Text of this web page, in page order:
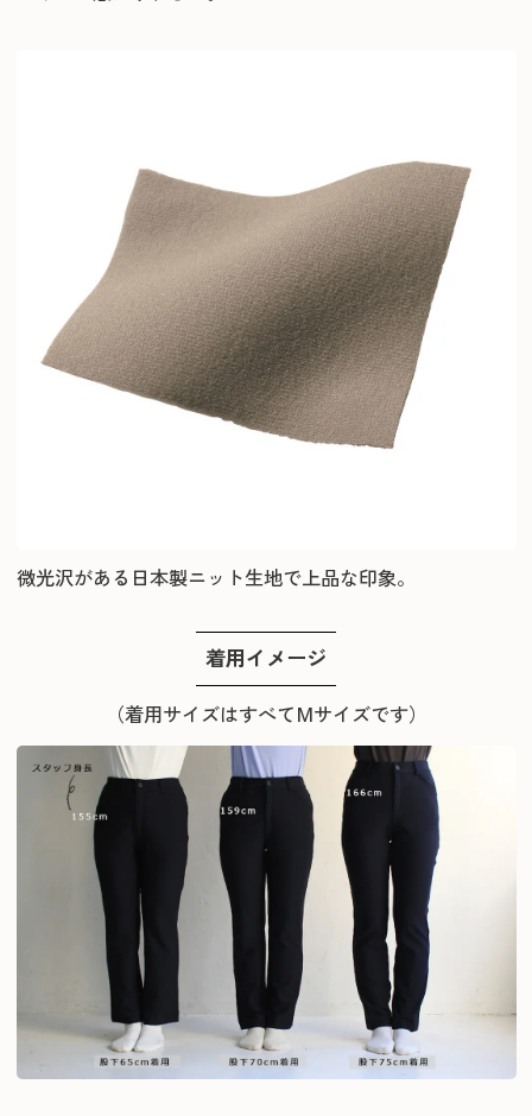
微光沢がある日本製ニット生地で上品な印象。
着用イメージ
（着用サイズはすべてMサイズです）